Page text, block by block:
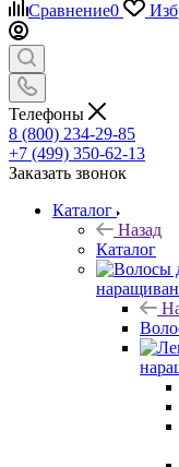
Сравнение0
Телефоны
8 (800) 234-29-85
+7 (499) 350-62-13
Заказать звонок
Каталог
Назад
Каталог